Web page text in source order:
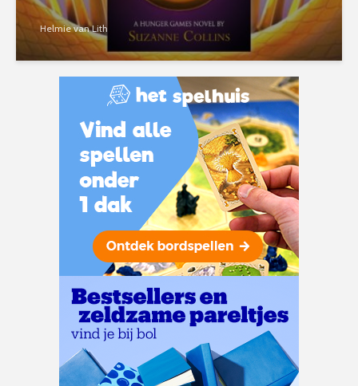
Helmie van Lith